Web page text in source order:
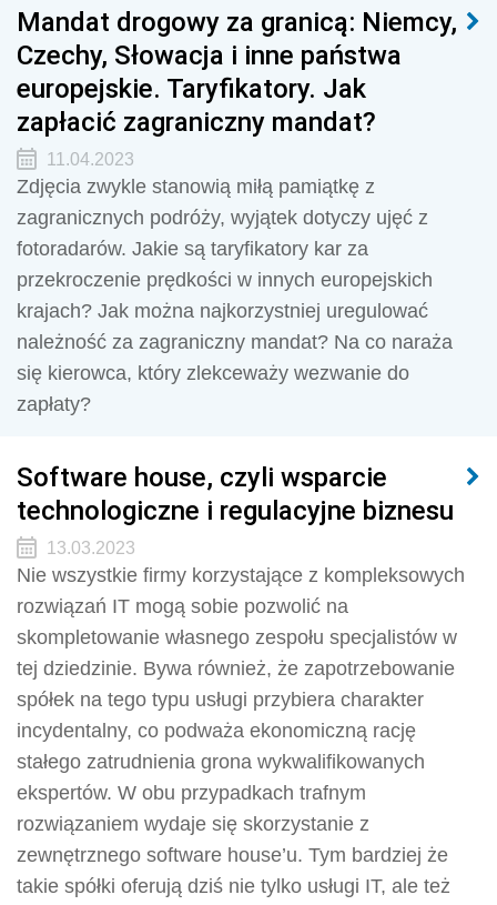
Mandat drogowy za granicą: Niemcy,
Czechy, Słowacja i inne państwa
europejskie. Taryfikatory. Jak
zapłacić zagraniczny mandat?
11.04.2023
Zdjęcia zwykle stanowią miłą pamiątkę z
zagranicznych podróży, wyjątek dotyczy ujęć z
fotoradarów. Jakie są taryfikatory kar za
przekroczenie prędkości w innych europejskich
krajach? Jak można najkorzystniej uregulować
należność za zagraniczny mandat? Na co naraża
się kierowca, który zlekceważy wezwanie do
zapłaty?
Software house, czyli wsparcie
technologiczne i regulacyjne biznesu
13.03.2023
Nie wszystkie firmy korzystające z kompleksowych
rozwiązań IT mogą sobie pozwolić na
skompletowanie własnego zespołu specjalistów w
tej dziedzinie. Bywa również, że zapotrzebowanie
spółek na tego typu usługi przybiera charakter
incydentalny, co podważa ekonomiczną rację
stałego zatrudnienia grona wykwalifikowanych
ekspertów. W obu przypadkach trafnym
rozwiązaniem wydaje się skorzystanie z
zewnętrznego software house’u. Tym bardziej że
takie spółki oferują dziś nie tylko usługi IT, ale też